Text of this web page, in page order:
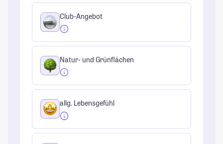
Club-Angebot
Natur- und Grünflächen
allg. Lebensgefühl